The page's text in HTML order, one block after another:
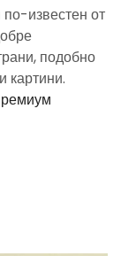
известен от
подобно
картини.